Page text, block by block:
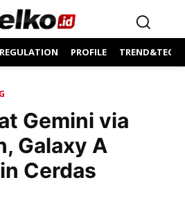
REGULATION PROFILE
Gemini via
Galaxy A
Cerdas